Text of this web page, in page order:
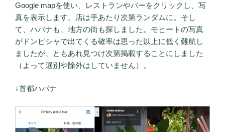
Google mapを使い、レストランやバーをクリックし、写
真を表示します。店は手あたり次第ランダムに。そし
て、ハバナも、地方の街も探しました。モヒートの写真
がドンピシャで出てくる確率は思った以上に低く難航し
ましたが、ともあれ見つけ次第掲載することにしました
（よって選別や除外はしていません）。
↓首都ハバナ